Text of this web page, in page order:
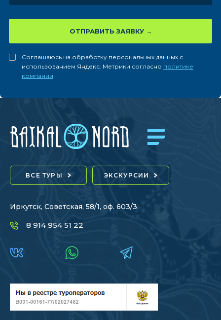
ОТПРАВИТЬ ЗАЯВКУ
Соглашаюсь на обработку персональных данных с
использованием Яндекс. Метрики согласно политике
компании
ВСЕ ТУРЫ ЭКСКУРСИИ
Иркутск, Советская, 58/1, оф. 603/3
8 914 954 51 22